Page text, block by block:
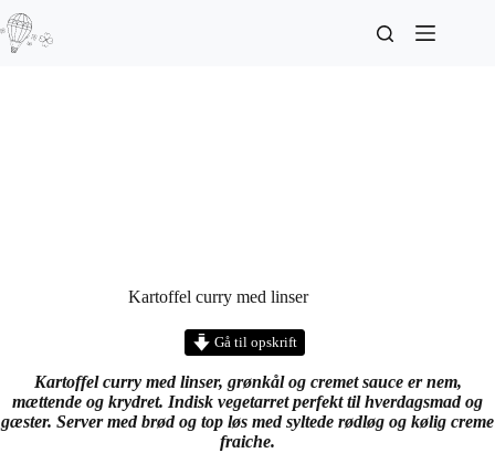
Kartoffel curry med linser
Gå til opskrift
Kartoffel curry med linser, grønkål og cremet sauce er nem,
mættende og krydret. Indisk vegetarret perfekt til hverdagsmad og
gæster. Server med brød og top løs med syltede rødløg og kølig creme
fraiche.